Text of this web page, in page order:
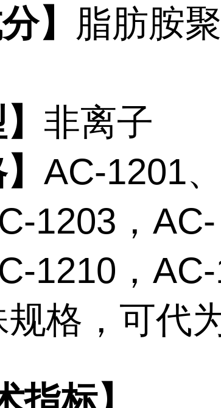
】 脂肪胺
】 非离子
】 AC-1201
1203，AC-
1210，
规格，可代